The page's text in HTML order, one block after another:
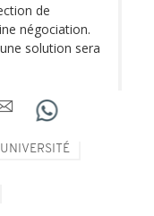
de
négociation.
solution sera
UNIVERSITÉ